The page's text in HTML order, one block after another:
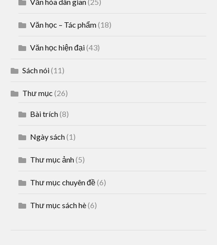
Văn học – Tác phẩm(18)
Văn học hiện đại(43)
Sách nói(11)
Thư mục (26)
Bài trích(8)
Ngày sách(1)
Thư mục ảnh(5)
Thư mục chuyên đề(6)
Thư mục sách hè(6)